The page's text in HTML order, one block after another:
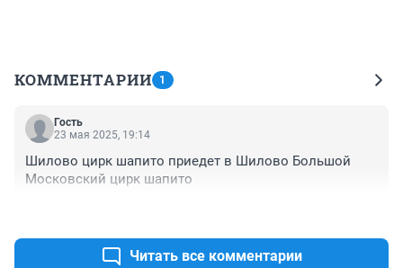
КОММЕНТАРИИ 1
Гость
23 мая 2025, 19:14
Шилово цирк шапито приедет в Шилово Большой
Московский цирк шапито
Читать все комментарии